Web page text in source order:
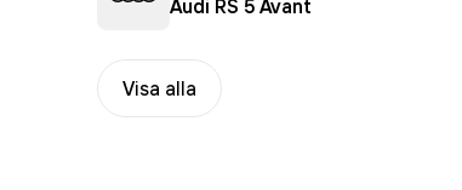
Audi RS 5 Avant
Visa alla